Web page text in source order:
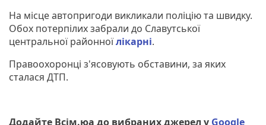
На місце автопригоди викликали поліцію та швидку.
Обох потерпілих забрали до Славутської
центральної районноїлікарні.
Правоохоронці з'ясовують обставини, за яких
сталася ДТП.
Додайте Всім.юа до вибраних джерел у Google